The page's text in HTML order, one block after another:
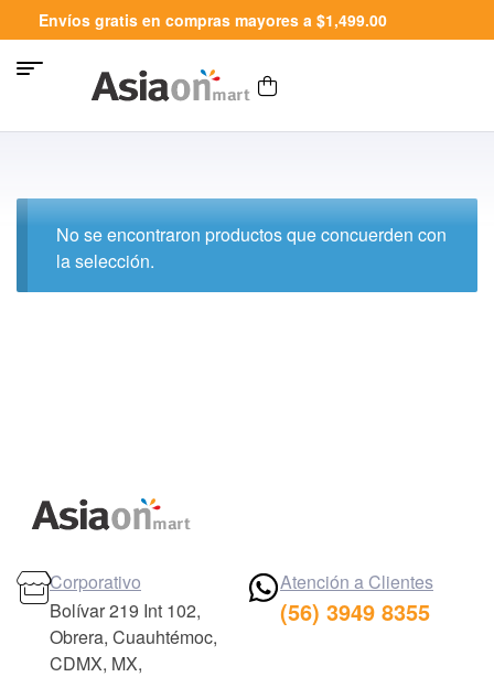
Envíos gratis en compras mayores a $1,499.00
No se encontraron productos que concuerden con
la selección.
Corporativo
Bolívar 219 Int 102,
Obrera, Cuauhtémoc,
CDMX, MX,
Atención a Clientes
(56) 3949 8355